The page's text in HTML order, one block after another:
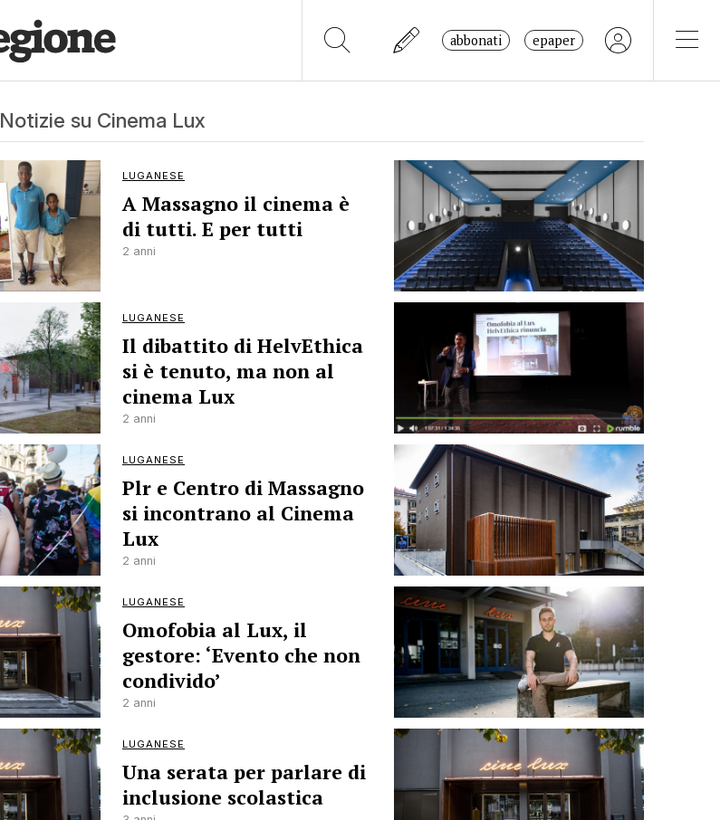
abbonati epaper
Notizie su Cinema Lux
LUGANESE
A Massagno il cinema è
di tutti. E per tutti
2 anni
LUGANESE
Il dibattito di HelvEthica
si è tenuto, ma non al
cinema Lux
2 anni
LUGANESE
Plr e Centro di Massagno
si incontrano al Cinema
Lux
2 anni
LUGANESE
Omofobia al Lux, il
gestore: ‘Evento che non
condivido’
2 anni
LUGANESE
Una serata per parlare di
inclusione scolastica